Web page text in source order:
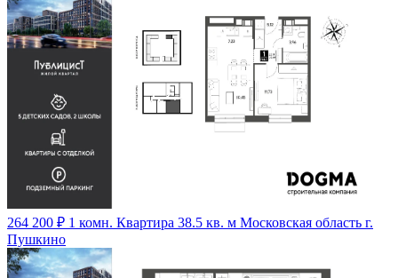
264 200 ₽ 1 комн. Квартира 38.5 кв. м Московская область г.
Пушкино